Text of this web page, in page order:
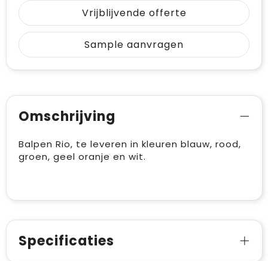
Vrijblijvende offerte
Sample aanvragen
Omschrijving
Balpen Rio, te leveren in kleuren blauw, rood,
groen, geel oranje en wit.
Specificaties